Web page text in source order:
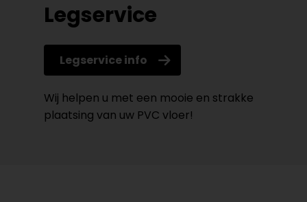
Legservice
Legservice info
Wij helpen u met een mooie en strakke
plaatsing van uw PVC vloer!